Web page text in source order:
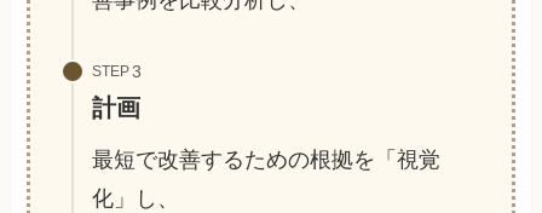
STEP
計画
最短で改善するための根拠を「視覚
化」し、